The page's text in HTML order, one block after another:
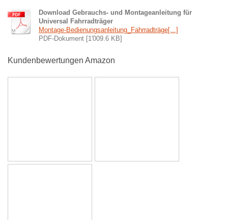
Download Gebrauchs- und Montageanleitung für
Universal Fahrradträger
Montage-Bedienungsanleitung_Fahrradträge[...]
PDF-Dokument [1'009.6 KB]
Kundenbewertungen Amazon